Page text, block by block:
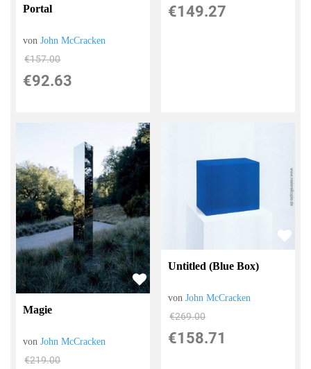
Portal
vonJohn McCracken
€157.00
€92.63
€149.27
Magie
vonJohn McCracken
€219.00
Untitled (Blue Box)
vonJohn McCracken
€269.00
€158.71